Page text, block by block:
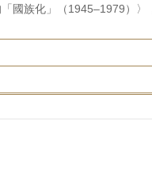
「國族化」（1945–1979）